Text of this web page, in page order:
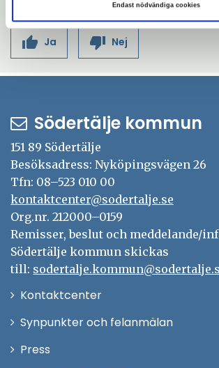
Endast nödvändiga cookies
thumb_up Ja thumb_down Nej
Södertälje kommun
151 89 Södertälje
Besöksadress: Nyköpingsvägen 26
Tfn: 08–523 010 00
kontaktcenter@sodertalje.se
Org.nr. 212000–0159
Remisser, beslut och meddelande/
Södertälje kommun skickas
till:
KontaktcenterÖppna
Synpunkter och felanmälan
Press